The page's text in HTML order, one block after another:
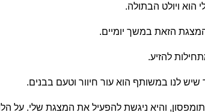
הוא ויולט הבתולה.
הזאת במשך יומיים.
להזיע.
לנו במשותף הוא עור חיוור וטעם בבנים.
והיא ניגשת להפעיל את המצגת שלי. על